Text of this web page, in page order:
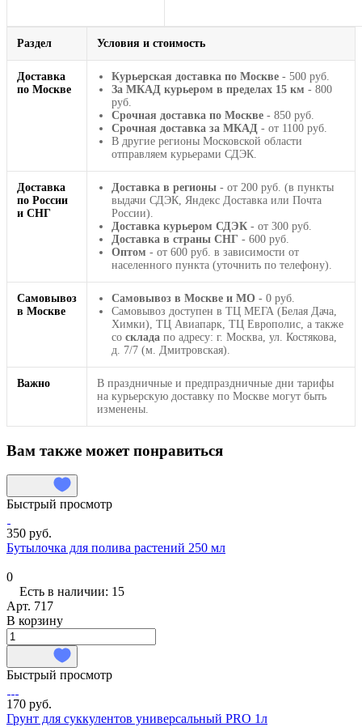
Раздел Условия и стоимость
Доставка
по Москве
Курьерская доставка по Москве - 500 руб.
За МКАД курьером в пределах 15 км - 800
руб.
Срочная доставка по Москве - 850 руб.
Срочная доставка за МКАД - от 1100 руб.
В другие регионы Московской области
отправляем курьерами СДЭК.
Доставка
по России
и СНГ
Доставка в регионы - от 200 руб. (в пункты
выдачи СДЭК, Яндекс Доставка или Почта
России).
Доставка курьером СДЭК - от 300 руб.
Доставка в страны СНГ - 600 руб.
Оптом - от 600 руб. в зависимости от
населенного пункта (уточнить по телефону).
Самовывоз
в Москве
Самовывоз в Москве и МО - 0 руб.
Самовывоз доступен в ТЦ МЕГА (Белая Дача,
Химки), ТЦ Авиапарк, ТЦ Европолис, а также
со склада по адресу: г. Москва, ул. Костякова,
д. 7/7 (м. Дмитровская).
Важно
В праздничные и предпраздничные дни тарифы
на курьерскую доставку по Москве могут быть
изменены.
Вам также может понравиться
Быстрый просмотр
350 руб.
Бутылочка для полива растений 250 мл
0
Есть в наличии: 15
Арт. 717
В корзину
Быстрый просмотр
170 руб.
Грунт для суккулентов универсальный PRO 1л